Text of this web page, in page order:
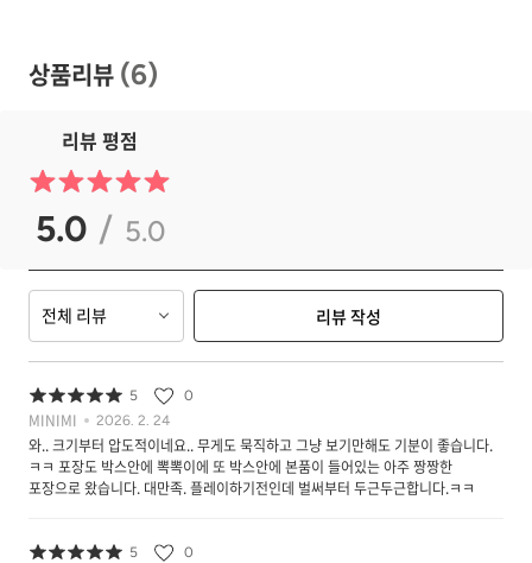
상품리뷰 (6)
리뷰 평점
5.0 / 5.0
전체 리뷰 리뷰 작성
5 0
MINIMI 2026. 2. 24
와.. 크기부터 압도적이네요.. 무게도 묵직하고 그냥 보기만해도 기분이 좋습니다.
ㅋㅋ 포장도 박스안에 뽁뽁이에 또 박스안에 본품이 들어있는 아주 짱짱한
포장으로 왔습니다. 대만족. 플레이하기전인데 벌써부터 두근두근합니다.ㅋㅋ
5 0